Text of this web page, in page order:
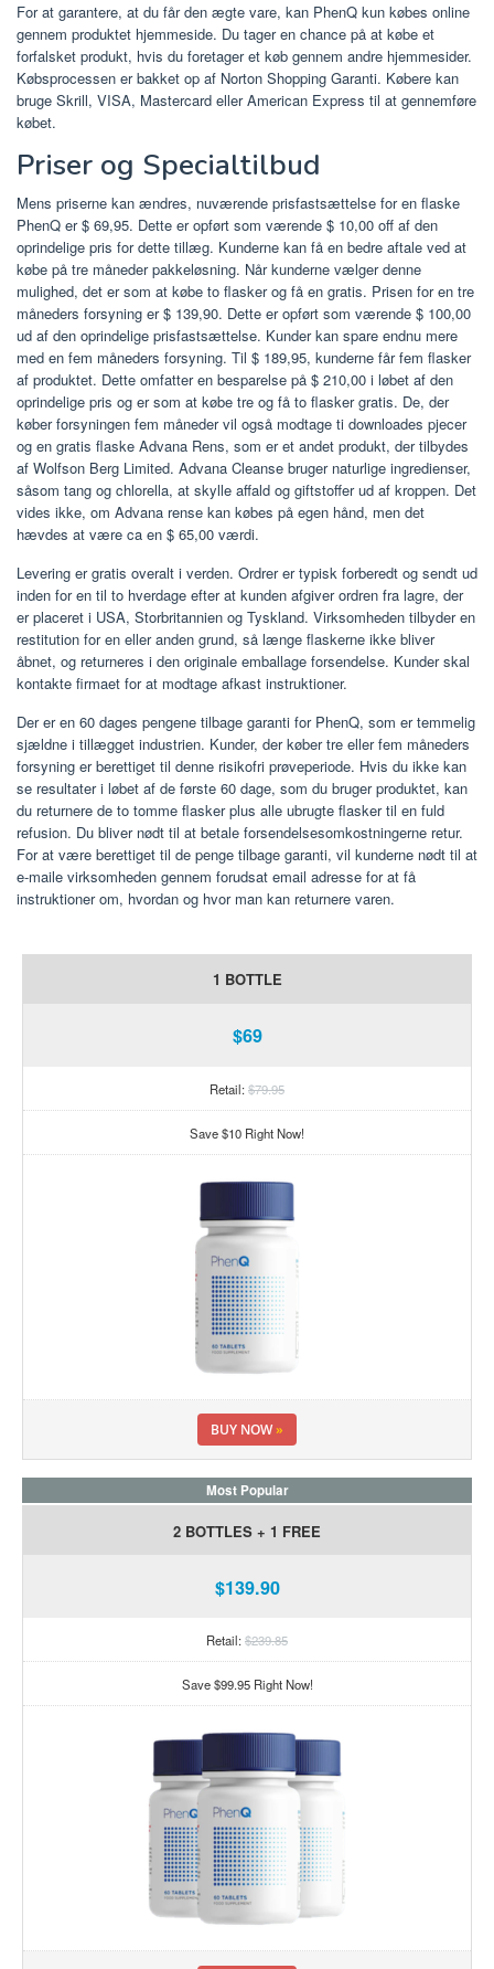
For at garantere, at du får den ægte vare, kan PhenQ kun købes online
gennem produktet hjemmeside. Du tager en chance på at købe et
forfalsket produkt, hvis du foretager et køb gennem andre hjemmesider.
Købsprocessen er bakket op af Norton Shopping Garanti. Købere kan
bruge Skrill, VISA, Mastercard eller American Express til at gennemføre
købet.
Priser og Specialtilbud
Mens priserne kan ændres, nuværende prisfastsættelse for en flaske
PhenQ er $ 69,95. Dette er opført som værende $ 10,00 off af den
oprindelige pris for dette tillæg. Kunderne kan få en bedre aftale ved at
købe på tre måneder pakkeløsning. Når kunderne vælger denne
mulighed, det er som at købe to flasker og få en gratis. Prisen for en tre
måneders forsyning er $ 139,90. Dette er opført som værende $ 100,00
ud af den oprindelige prisfastsættelse. Kunder kan spare endnu mere
med en fem måneders forsyning. Til $ 189,95, kunderne får fem flasker
af produktet. Dette omfatter en besparelse på $ 210,00 i løbet af den
oprindelige pris og er som at købe tre og få to flasker gratis. De, der
køber forsyningen fem måneder vil også modtage ti downloades pjecer
og en gratis flaske Advana Rens, som er et andet produkt, der tilbydes
af Wolfson Berg Limited. Advana Cleanse bruger naturlige ingredienser,
såsom tang og chlorella, at skylle affald og giftstoffer ud af kroppen. Det
vides ikke, om Advana rense kan købes på egen hånd, men det
hævdes at være ca en $ 65,00 værdi.
Levering er gratis overalt i verden. Ordrer er typisk forberedt og sendt ud
inden for en til to hverdage efter at kunden afgiver ordren fra lagre, der
er placeret i USA, Storbritannien og Tyskland. Virksomheden tilbyder en
restitution for en eller anden grund, så længe flaskerne ikke bliver
åbnet, og returneres i den originale emballage forsendelse. Kunder skal
kontakte firmaet for at modtage afkast instruktioner.
Der er en 60 dages pengene tilbage garanti for PhenQ, som er temmelig
sjældne i tillægget industrien. Kunder, der køber tre eller fem måneders
forsyning er berettiget til denne risikofri prøveperiode. Hvis du ikke kan
se resultater i løbet af de første 60 dage, som du bruger produktet, kan
du returnere de to tomme flasker plus alle ubrugte flasker til en fuld
refusion. Du bliver nødt til at betale forsendelsesomkostningerne retur.
For at være berettiget til de penge tilbage garanti, vil kunderne nødt til at
e-maile virksomheden gennem forudsat email adresse for at få
instruktioner om, hvordan og hvor man kan returnere varen.
1 BOTTLE
$69
Retail:$79.95
Save $10 Right Now!
BUY NOW»
Most Popular
2 BOTTLES + 1 FREE
$139.90
Retail:$239.85
Save $99.95 Right Now!